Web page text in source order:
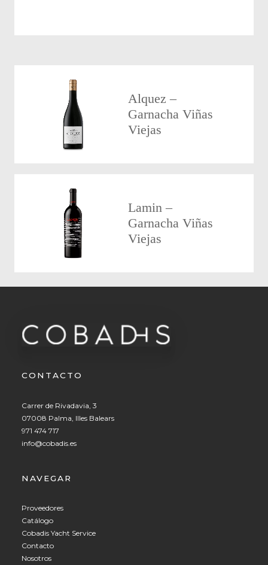
Alquez –
Garnacha Viñas
Viejas
Lamin –
Garnacha Viñas
Viejas
CONTACTO
Carrer de Rivadavia, 3
07008 Palma, Illes Balears
971 474 717
info@cobadis.es
NAVEGAR
Proveedores
Catálogo
Cobadis Yacht Service
Contacto
Nosotros